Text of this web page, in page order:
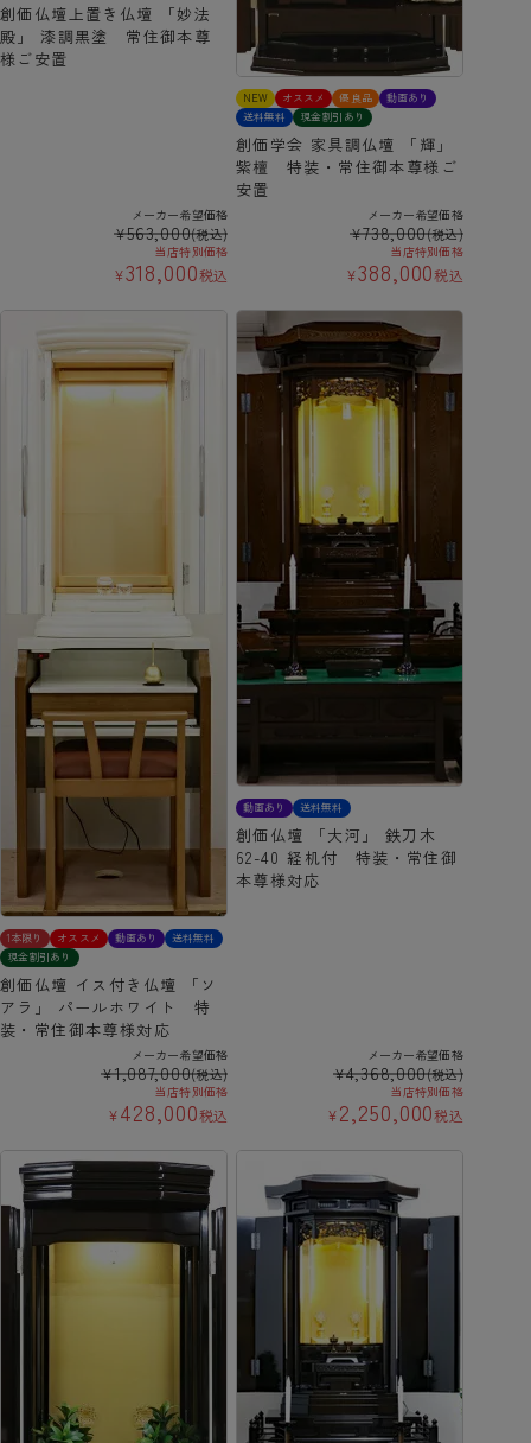
創価仏壇上置き仏壇 「妙法
殿」 漆調黒塗 常住御本尊
様ご安置
メーカー希望価格
¥563,000(税込)
当店特別価格
¥318,000税込
NEW オススメ 優良品
動画あり
送料無料
現金割引あり
創価学会 家具調仏壇 「輝」
紫檀 特装・常住御本尊様ご
安置
メーカー希望価格
¥738,000(税込)
当店特別価格
¥388,000税込
1本限り オススメ 動画あり
送料無料
現金割引あり
創価仏壇 イス付き仏壇 「ソ
アラ」 パールホワイト 特
装・常住御本尊様対応
メーカー希望価格
¥1,087,000(税込)
当店特別価格
¥428,000税込
動画あり 送料無料
創価仏壇 「大河」 鉄刀木
62-40 経机付 特装・常住御
本尊様対応
メーカー希望価格
¥4,368,000(税込)
当店特別価格
¥2,250,000税込